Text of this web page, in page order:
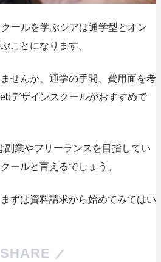
ールを学ぶシアは通学型とオン
ことになります。
せんが、 通学の手間、費用面を考
デザインスクールがおすすめで
副業やフリーランスを目指してい
ールと言えるでしょう。
ずは資料請求から始めてみてはい
SHARE